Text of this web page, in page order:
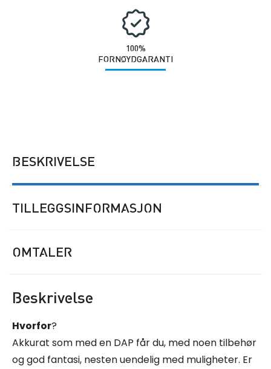
100%
FORNØYDGARANTI
BESKRIVELSE
TILLEGGSINFORMASJON
OMTALER
Beskrivelse
Hvorfor?
Akkurat som med en DAP får du, med noen tilbehør
og god fantasi, nesten uendelig med muligheter. Er